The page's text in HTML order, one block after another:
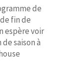
de
fin de
espère voir
saison à